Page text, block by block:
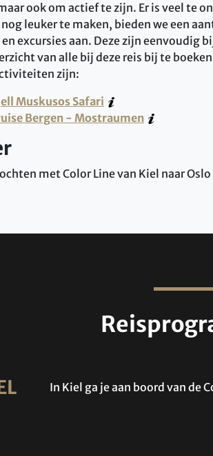
ook om actief te zijn. Er is veel te
leuker te maken, bieden we een
excursies aan. Deze zijn eenvoudig
van alle bij deze reis bij te
zijn:
Muskusos Safari
Bergen - Mostraumen
met Color Line van Kiel naar
In Kiel ga je aan boord van de